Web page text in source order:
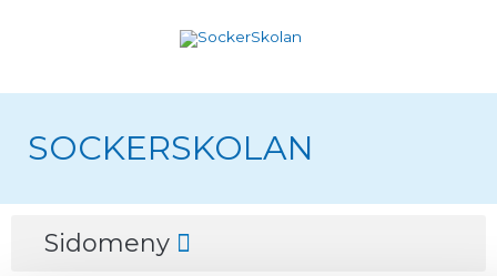
SOCKERSKOLAN
Sidomeny
Meny